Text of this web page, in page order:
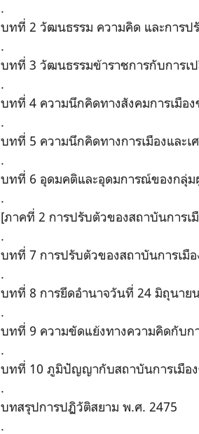
.
บทที่ 2 วัฒนธรรม ความคิด และการป
.
บทที่ 3 วัฒนธรรมข้าราชการกับการเ
.
บทที่ 4 ความนึกคิดทางสังคมการเมือ
.
บทที่ 5 ความนึกคิดทางการเมืองและเ
.
บทที่ 6 อุดมคติและอุดมการณ์ของกลุ่
.
[ภาคที่ 2 การปรับตัวของสถาบันการเ
.
บทที่ 7 การปรับตัวของสถาบันการเมื
.
บทที่ 8 การยึดอำนาจวันที่ 24 มิถุนาย
.
บทที่ 9 ความขัดแย้งทางความคิดกับก
.
บทที่ 10 ภูมิปัญญากับสถาบันการเมือง
.
บทสรุปการปฏิวัติสยาม พ.ศ. 2475
.